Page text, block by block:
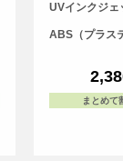
UVインクジェ
ABS（プラス
まとめて